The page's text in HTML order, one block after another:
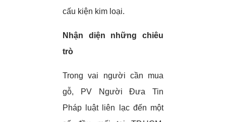
cấu kiện kim loại.
Nhận diện những chiêu
trò
Trong vai người cần mua
gỗ, PV Người Đưa Tin
Pháp luật liên lạc đến một